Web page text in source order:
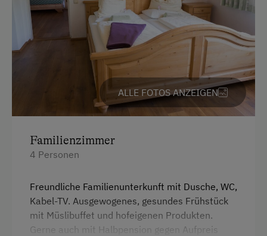
ALLE FOTOS ANZEIGEN
Familienzimmer
4 Personen
Freundliche Familienunterkunft mit Dusche, WC,
Kabel-TV. Ausgewogenes, gesundes Frühstück
mit Müslibuffet und hofeigenen Produkten.
Gerne auch mit Halbpension gegen Aufpreis